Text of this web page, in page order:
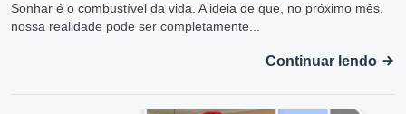
Sonhar é o combustível da vida. A ideia de que, no próximo mês,
nossa realidade pode ser completamente...
Continuar lendo